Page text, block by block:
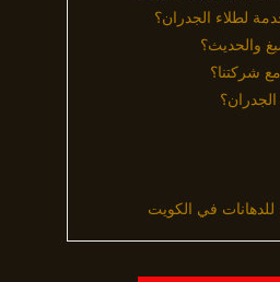
لطلاء الجدران؟
والحديث؟
شركتنا؟
في الكويت